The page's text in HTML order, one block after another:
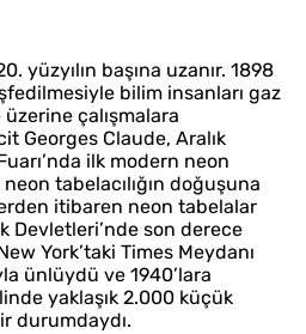
yüzyılın başına uzanır. 1898
bilim insanları gaz
üzerine çalışmalara
Georges Claude, Aralık
ilk modern neon
neon tabelacılığın doğuşuna
itibaren neon tabelalar
Devletleri’nde son derece
York’taki Times Meydanı
ünlüydü ve 1940’lara
yaklaşık 2.000 küçük
durumdaydı.